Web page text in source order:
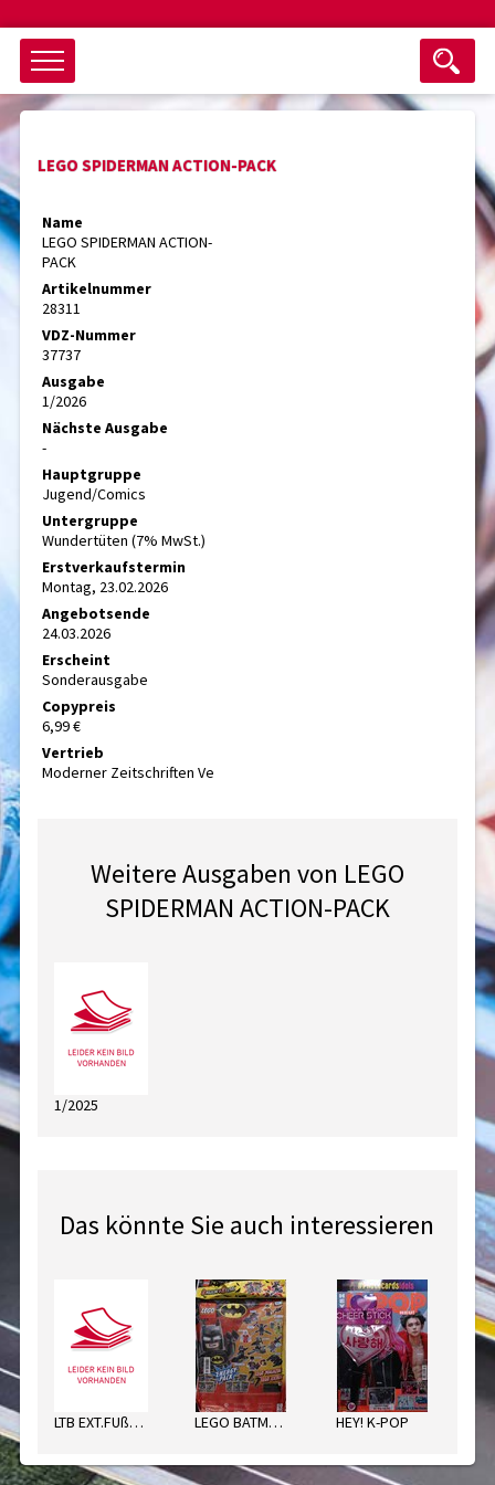
Objektsuche
als ganzes Wort suchen
keine eingestellten Titel
nur Titel im Angebot
LEGO SPIDERMAN ACTION-PACK
Name
LEGO SPIDERMAN ACTION-
PACK
Artikelnummer
28311
VDZ-Nummer
37737
Ausgabe
1/2026
Nächste Ausgabe
-
Hauptgruppe
Jugend/Comics
Untergruppe
Wundertüten (7% MwSt.)
Erstverkaufstermin
Montag, 23.02.2026
Angebotsende
24.03.2026
Erscheint
Sonderausgabe
Copypreis
6,99 €
Vertrieb
Moderner Zeitschriften Ve
Weitere Ausgaben von LEGO
SPIDERMAN ACTION-PACK
1/2025
Das könnte Sie auch interessieren
LTB EXT.FUßBALL SORT. LEGO BATMAN ENERGY PACK HEY! K-POP